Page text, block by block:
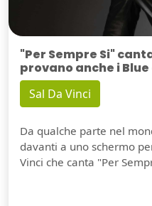
"Per Sempre Si"
provano anche i
Sal Da Vinci
Da qualche parte nel
davanti a uno schermo
Vinci che canta "Per